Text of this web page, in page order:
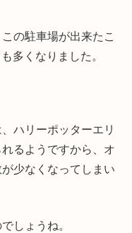
の駐車場が出来たこ
多くなりました。
ハリーポッターエリ
るようですから、オ
少なくなってしまい
しょうね。